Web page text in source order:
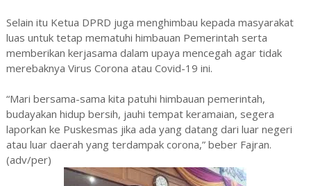
Selain itu Ketua DPRD juga menghimbau kepada masyarakat
luas untuk tetap mematuhi himbauan Pemerintah serta
memberikan kerjasama dalam upaya mencegah agar tidak
merebaknya Virus Corona atau Covid-19 ini.
“Mari bersama-sama kita patuhi himbauan pemerintah,
budayakan hidup bersih, jauhi tempat keramaian, segera
laporkan ke Puskesmas jika ada yang datang dari luar negeri
atau luar daerah yang terdampak corona,” beber Fajran.
(adv/per)